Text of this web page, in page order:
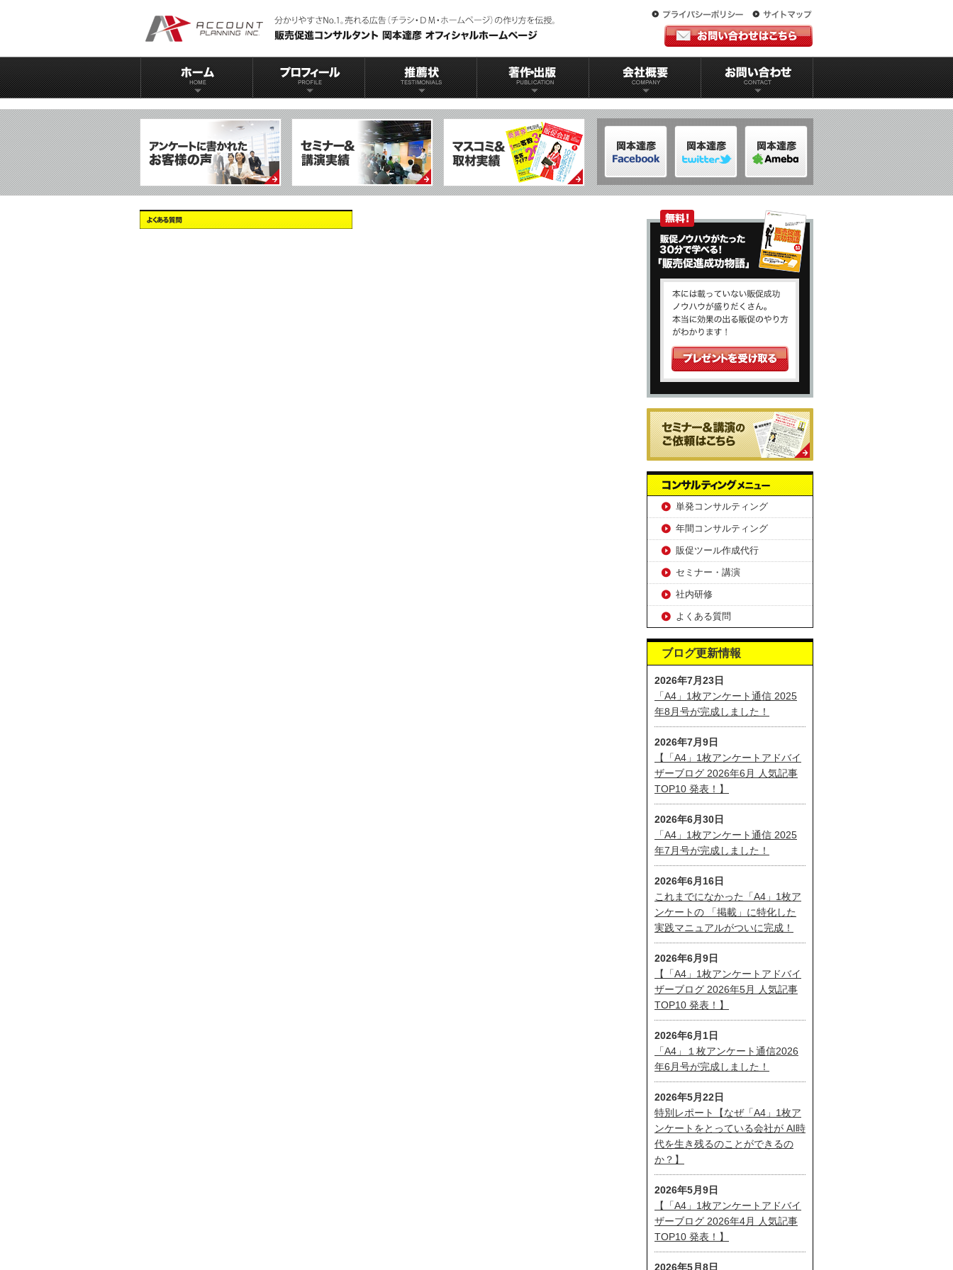
単発コンサルティング
年間コンサルティング
販促ツール作成代行
セミナー・講演
社内研修
よくある質問
ブログ更新情報
2026年7月23日
「A4」1枚アンケート通信 2025
年8月号が完成しました！
2026年7月9日
【「A4」1枚アンケートアドバイ
ザーブログ 2026年6月 人気記事
TOP10 発表！】
2026年6月30日
「A4」1枚アンケート通信 2025
年7月号が完成しました！
2026年6月16日
これまでになかった「A4」1枚ア
ンケートの 「掲載」に特化した
実践マニュアルがついに完成！
2026年6月9日
【「A4」1枚アンケートアドバイ
ザーブログ 2026年5月 人気記事
TOP10 発表！】
2026年6月1日
「A4」１枚アンケート通信2026
年6月号が完成しました！
2026年5月22日
特別レポート【なぜ「A4」1枚ア
ンケートをとっている会社が AI時
代を生き残るのことができるの
か？】
2026年5月9日
【「A4」1枚アンケートアドバイ
ザーブログ 2026年4月 人気記事
TOP10 発表！】
2026年5月8日